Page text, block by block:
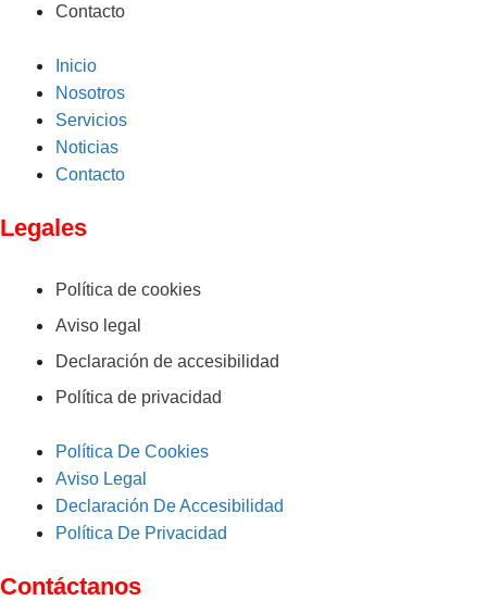
Contacto
Inicio
Nosotros
Servicios
Noticias
Contacto
Legales
Política de cookies
Aviso legal
Declaración de accesibilidad
Política de privacidad
Política De Cookies
Aviso Legal
Declaración De Accesibilidad
Política De Privacidad
Contáctanos